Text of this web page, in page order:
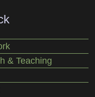
& Teaching